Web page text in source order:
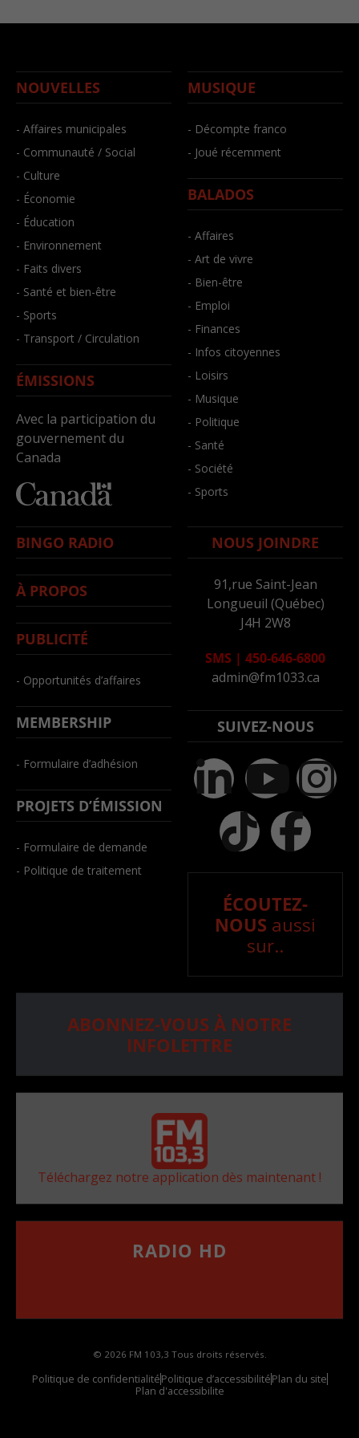
NOUVELLES
- Affaires municipales
- Communauté / Social
- Culture
- Économie
- Éducation
- Environnement
- Faits divers
- Santé et bien-être
- Sports
- Transport / Circulation
ÉMISSIONS
Avec la participation du
gouvernement du
Canada
MUSIQUE
- Décompte franco
- Joué récemment
BALADOS
- Affaires
- Art de vivre
- Bien-être
- Emploi
- Finances
- Infos citoyennes
- Loisirs
- Musique
- Politique
- Santé
- Société
- Sports
BINGO RADIO
À PROPOS
PUBLICITÉ
- Opportunités d’affaires
MEMBERSHIP
- Formulaire d’adhésion
PROJETS D’ÉMISSION
- Formulaire de demande
- Politique de traitement
NOUS JOINDRE
91,rue Saint-Jean
Longueuil (Québec)
J4H 2W8
SMS | 450-646-6800
admin@fm1033.ca
SUIVEZ-NOUS
ÉCOUTEZ-
NOUS aussi
sur..
ABONNEZ-VOUS À NOTRE
INFOLETTRE
Téléchargez notre application dès maintenant !
RADIO HD
© 2026 FM 103,3 Tous droits réservés.
Politique de confidentialitéPolitique d’accessibilitéPlan du site
Plan d'accessibilite